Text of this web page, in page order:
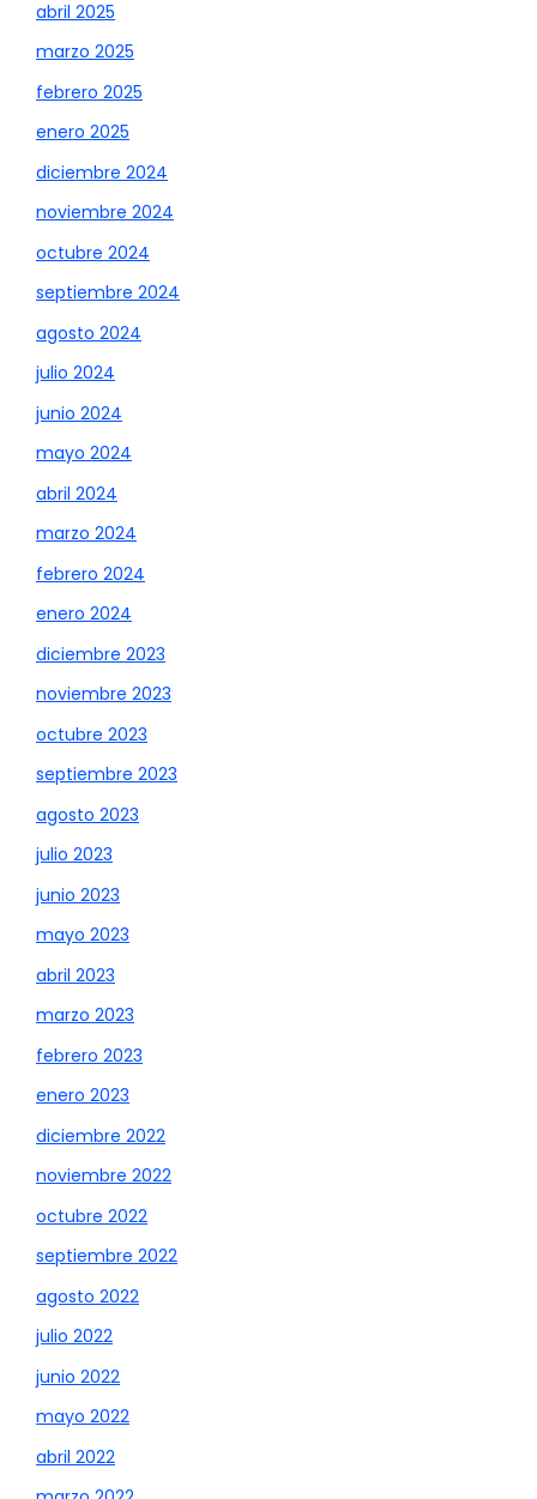
abril 2025
marzo 2025
febrero 2025
enero 2025
diciembre 2024
noviembre 2024
octubre 2024
septiembre 2024
agosto 2024
julio 2024
junio 2024
mayo 2024
abril 2024
marzo 2024
febrero 2024
enero 2024
diciembre 2023
noviembre 2023
octubre 2023
septiembre 2023
agosto 2023
julio 2023
junio 2023
mayo 2023
abril 2023
marzo 2023
febrero 2023
enero 2023
diciembre 2022
noviembre 2022
octubre 2022
septiembre 2022
agosto 2022
julio 2022
junio 2022
mayo 2022
abril 2022